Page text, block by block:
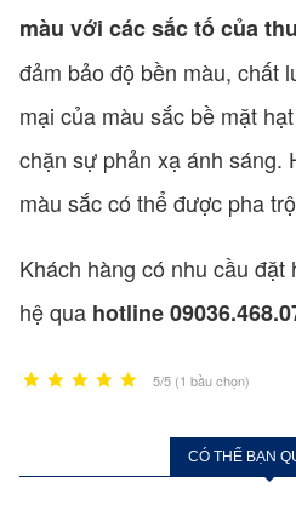
màu với các sắc tố của
đảm bảo độ bền màu, chất
mại của màu sắc bề mặt
chặn sự phản xạ ánh sáng.
màu sắc có thể được pha
Khách hàng có nhu cầu đặt
hệ qua hotline
5/5 (1 bầu chọn)
CÓ THỂ BẠN